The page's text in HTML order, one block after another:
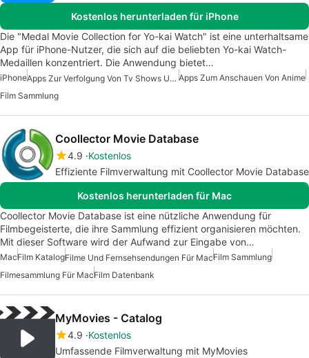
Kostenlos herunterladen für iPhone
Die "Medal Movie Collection for Yo-kai Watch" ist eine unterhaltsame
App für iPhone-Nutzer, die sich auf die beliebten Yo-kai Watch-
Medaillen konzentriert. Die Anwendung bietet…
iPhone Apps Zur Verfolgung Von Tv Shows Und Filmen Apps Zum Anschauen Von Anime
Film Sammlung
Coollector Movie Database
4.9 Kostenlos
Effiziente Filmverwaltung mit Coollector Movie Database
Kostenlos herunterladen für Mac
Coollector Movie Database ist eine nützliche Anwendung für
Filmbegeisterte, die ihre Sammlung effizient organisieren möchten.
Mit dieser Software wird der Aufwand zur Eingabe von…
MacFilm KatalogFilme Und Fernsehsendungen Für MacFilm Sammlung
Filmesammlung Für MacFilm Datenbank
MyMovies - Catalog
4.9 Kostenlos
Umfassende Filmverwaltung mit MyMovies